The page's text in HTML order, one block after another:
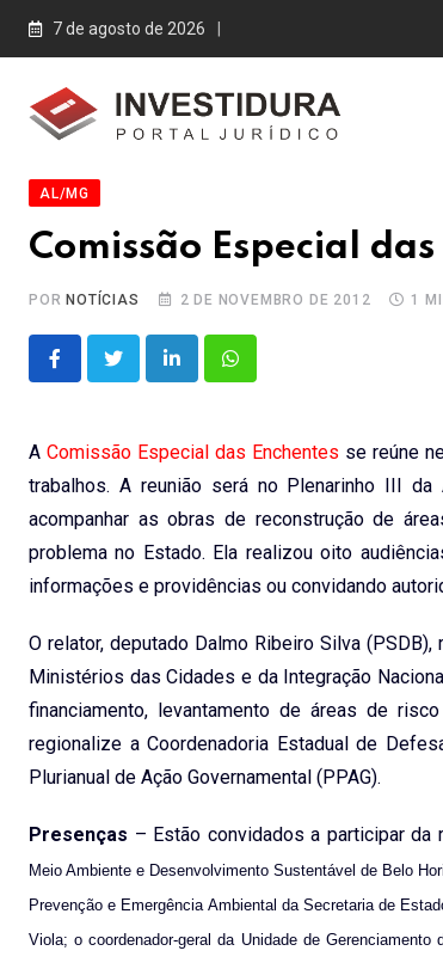
Skip
7 de agosto de 2026
AL/MG
Comissão Especial
PORNOTÍCIAS 2 DE NOVEMBRO DE 2012 1
LinkedInWhatsapp
AComissão Especial das Enchentes se reúne
trabalhos. A reunião será no Plenarinho III
acompanhar as obras de reconstrução de
problema no Estado. Ela realizou oito
informações e providências ou convidando
O relator, deputado Dalmo Ribeiro Silva
Ministérios das Cidades e da Integração
financiamento, levantamento de áreas de
regionalize a Coordenadoria Estadual de
Plurianual de Ação Governamental (PPAG).
Presenças – Estão convidados a participar da
Meio Ambiente e Desenvolvimento Sustentável de Belo
Prevenção e Emergência Ambiental da Secretaria de
Viola; o coordenador-geral da Unidade de